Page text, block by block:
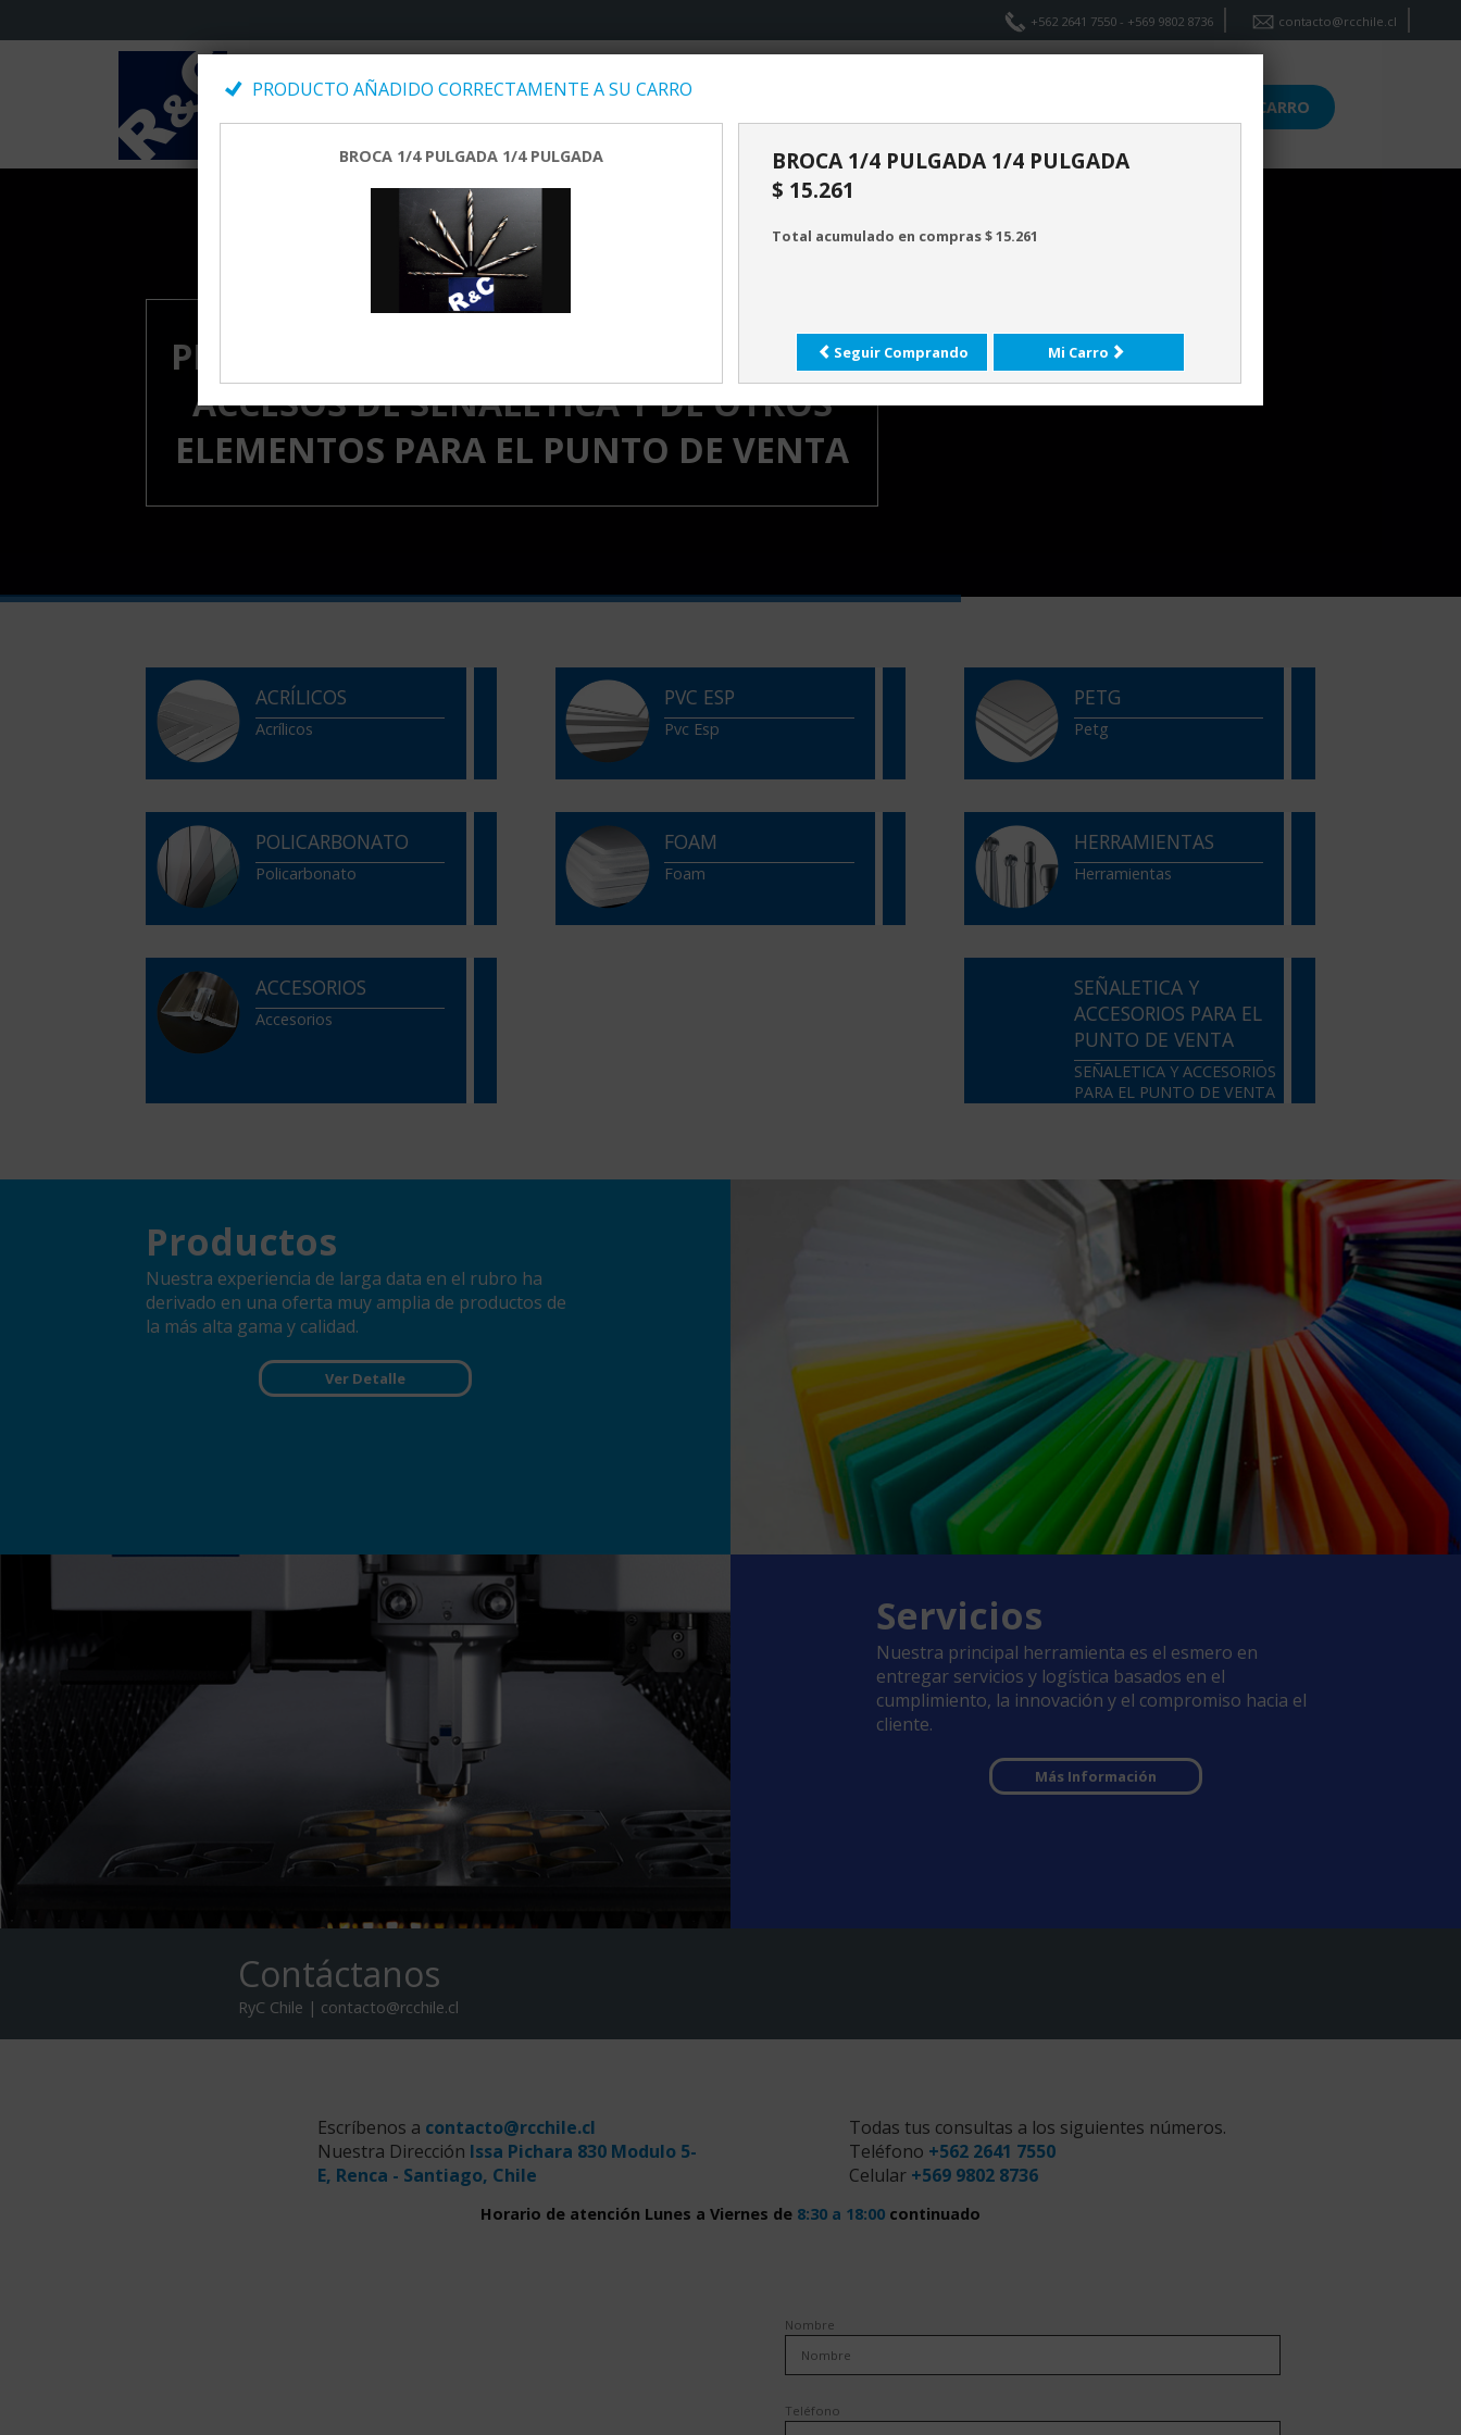
PRODUCTO AÑADIDO CORRECTAMENTE A SU CARRO
BROCA 1/4 PULGADA 1/4 PULGADA
BROCA 1/4 PULGADA 1/4 PULGADA
$ 15.261
Total acumulado en compras $ 15.261
Seguir Comprando Mi Carro
+562 2641 7550 - +569 9802 8736 contacto@rcchile.cl
CARRO
PREGUNTENOS POR NUESTRA LINEA DE
ACCESOS DE SEÑALETICA Y DE OTROS
ELEMENTOS PARA EL PUNTO DE VENTA
ACRÍLICOS
Acrílicos
PVC ESP
Pvc Esp
PETG
Petg
POLICARBONATO
Policarbonato
FOAM
Foam
HERRAMIENTAS
Herramientas
ACCESORIOS
Accesorios
SEÑALETICA Y
ACCESORIOS PARA EL
PUNTO DE VENTA
SEÑALETICA Y ACCESORIOS
PARA EL PUNTO DE VENTA
Productos
Nuestra experiencia de larga data en el rubro ha
derivado en una oferta muy amplia de productos de
la más alta gama y calidad.
Ver Detalle
Servicios
Nuestra principal herramienta es el esmero en
entregar servicios y logística basados en el
cumplimiento, la innovación y el compromiso hacia el
cliente.
Más Información
Contáctanos
RyC Chile | contacto@rcchile.cl
Escríbenos a contacto@rcchile.cl
Nuestra Dirección Issa Pichara 830 Modulo 5-
E, Renca - Santiago, Chile
Todas tus consultas a los siguientes números.
Teléfono +562 2641 7550
Celular +569 9802 8736
Horario de atención Lunes a Viernes de 8:30 a 18:00continuado
Nombre
Teléfono